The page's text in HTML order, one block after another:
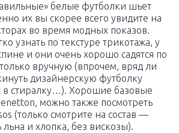
белые футболки шьет
их вы скорее всего увидите на
во время модных показов.
узнать по текстуре трикотажа, у
и они очень хорошо садятся по
вручную (впрочем, вряд ли
дизайнерскую футболку
в стиралку…). Хорошие базовые
можно также посмотреть
(только смотрите на состав —
и хлопка, без вискозы).